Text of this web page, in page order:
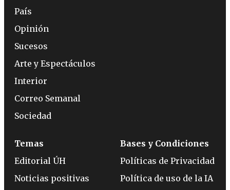
País
Opinión
Sucesos
Arte y Espectáculos
Interior
Correo Semanal
Sociedad
Temas
Editorial ÚH
Noticias positivas
Bases y Condiciones
Políticas de Privacidad
Política de uso de la IA